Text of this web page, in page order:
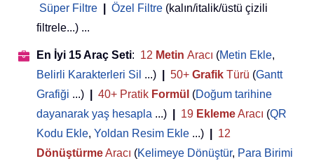
Süper Filtre
Özel Filtre (kalın/italik/üstü çizili
filtrele...) ...
En İyi 15 Araç Seti: 12 Metin Aracı (Metin Ekle,
Belirli Karakterleri Sil ...) 50+ Grafik Türü (Gantt
Grafiği ...) 40+ Pratik Formül (Doğum tarihine
dayanarak yaş hesapla ...) 19 EklemeAracı (QR
Kodu Ekle, Yoldan Resim Ekle ...)
12
DönüştürmeAracı (Kelimeye Dönüştür, Para Birimi